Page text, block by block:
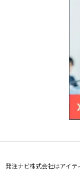
発注ナビ株式会社はアイテ